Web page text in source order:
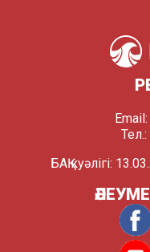
Email:
БАҚ куәлігі: